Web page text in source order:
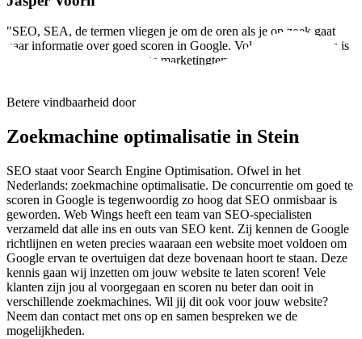
"SEO, SEA, de termen vliegen je om de oren als je op zoek gaat
naar informatie over goed scoren in Google. Volgens Web Wings is
SEO één van de belangrijkste marketingtermen."
Betere vindbaarheid door
Zoekmachine optimalisatie in Stein
SEO staat voor Search Engine Optimisation. Ofwel in het
Nederlands: zoekmachine optimalisatie. De concurrentie om goed te
scoren in Google is tegenwoordig zo hoog dat SEO onmisbaar is
geworden. Web Wings heeft een team van SEO-specialisten
verzameld dat alle ins en outs van SEO kent. Zij kennen de Google
richtlijnen en weten precies waaraan een website moet voldoen om
Google ervan te overtuigen dat deze bovenaan hoort te staan. Deze
kennis gaan wij inzetten om jouw website te laten scoren! Vele
klanten zijn jou al voorgegaan en scoren nu beter dan ooit in
verschillende zoekmachines. Wil jij dit ook voor jouw website?
Neem dan contact met ons op en samen bespreken we de
mogelijkheden.